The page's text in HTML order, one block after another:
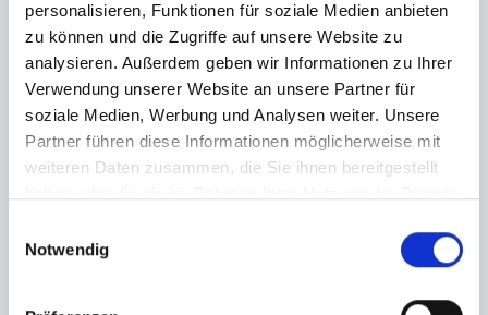
personalisieren, Funktionen für soziale Medien anbieten
zu können und die Zugriffe auf unsere Website zu
analysieren. Außerdem geben wir Informationen zu Ihrer
Verwendung unserer Website an unsere Partner für
soziale Medien, Werbung und Analysen weiter. Unsere
Partner führen diese Informationen möglicherweise mit
weiteren Daten zusammen, die Sie ihnen bereitgestellt
Notwendig
verkaufen?
Unsere Makler sind darauf spezialisiert, Ihre Immobilie
zügig an geeignete Interessenten zu vermitteln. Wir sorgen
für einen effektiven Verkaufsprozess, sodass Sie schnell
einen Käufer finden.
Was kann ich tun, um den Wert meiner